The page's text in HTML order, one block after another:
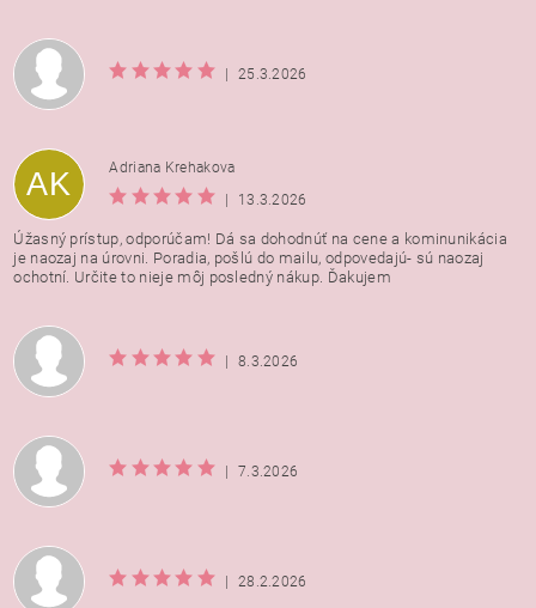
| 25.3.2026
AK
Adriana Krehakova
|
13.3.2026
Úžasný prístup, odporúčam! Dá sa dohodnúť na cene a kominunikácia
je naozaj na úrovni. Poradia, pošlú do mailu, odpovedajú- sú naozaj
ochotní. Určite to nieje môj posledný nákup. Ďakujem
| 8.3.2026
| 7.3.2026
| 28.2.2026